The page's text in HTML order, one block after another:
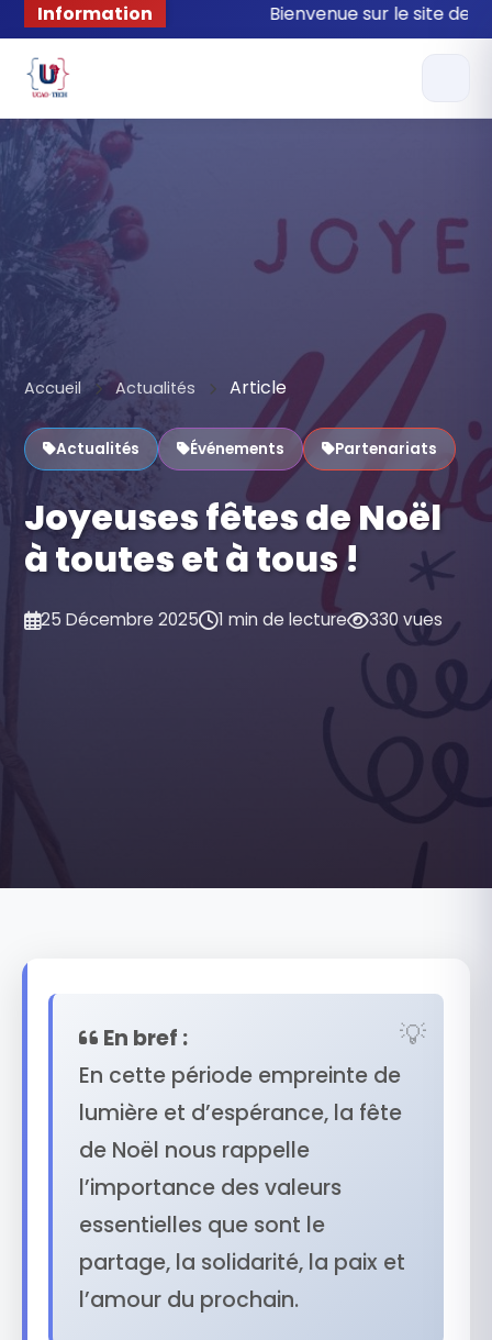
Information Bienvenue sur le site de
Accueil Actualités Article
Actualités Événements Partenariats
Joyeuses fêtes de Noël
à toutes et à tous !
25 Décembre 2025 1 min de lecture 330 vues
En bref :
En cette période empreinte de
lumière et d’espérance, la fête
de Noël nous rappelle
l’importance des valeurs
essentielles que sont le
partage, la solidarité, la paix et
l’amour du prochain.